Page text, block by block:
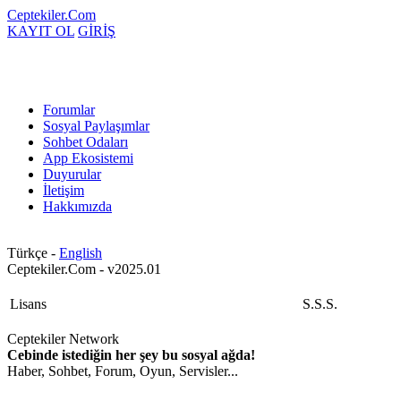
Ceptekiler.Com
KAYIT OL GİRİŞ
Forumlar
Sosyal Paylaşımlar
Sohbet Odaları
App Ekosistemi
Duyurular
İletişim
Hakkımızda
Türkçe - English
Ceptekiler.Com - v2025.01
Lisans S.S.S.
Ceptekiler Network
Cebinde istediğin her şey bu sosyal ağda!
Haber, Sohbet, Forum, Oyun, Servisler...